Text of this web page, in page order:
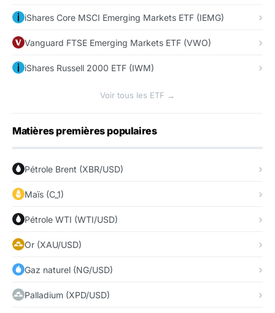
iShares Core MSCI Emerging Markets ETF (IEMG)
Vanguard FTSE Emerging Markets ETF (VWO)
iShares Russell 2000 ETF (IWM)
Voir tous les ETF →
Matières premières populaires
Pétrole Brent (XBR/USD)
Maïs (C_1)
Pétrole WTI (WTI/USD)
Or (XAU/USD)
Gaz naturel (NG/USD)
Palladium (XPD/USD)